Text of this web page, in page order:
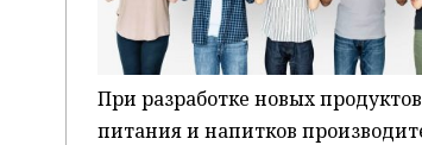
При разработке новых продуктов
питания и напитков